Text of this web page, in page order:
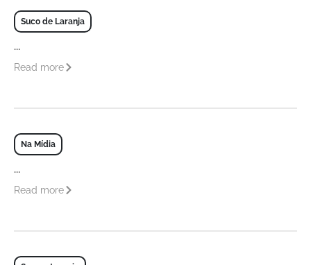
Suco de Laranja
...
Read more
Na Mídia
...
Read more